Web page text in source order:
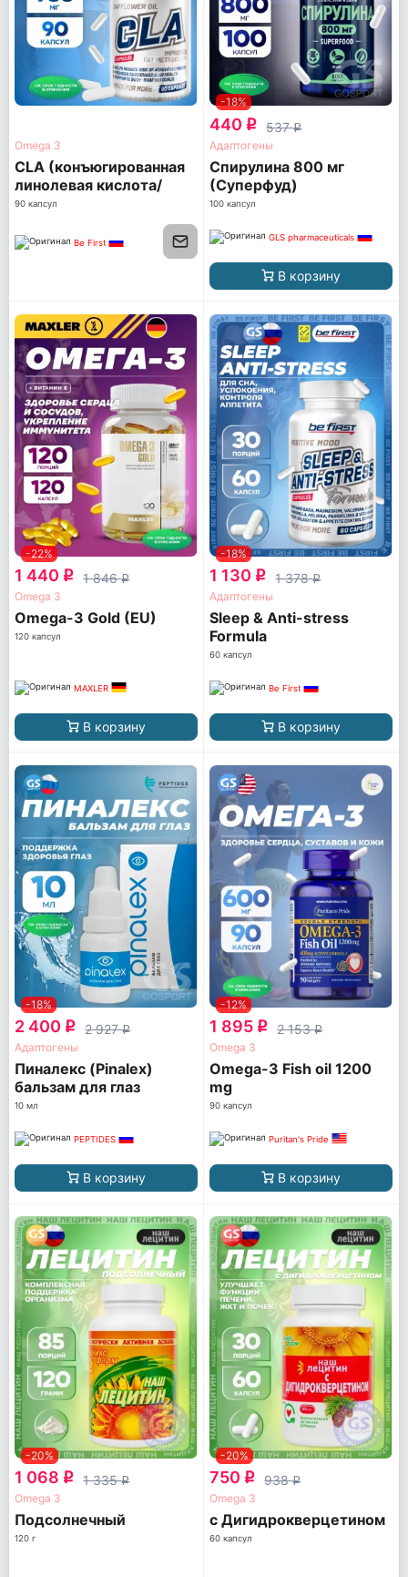
Omega 3
CLA (конъюгированная
линолевая кислота/
КЛА/КЛК)
90 капсул
Be First
-18%
440 q 537q
Адаптогены
Спирулина 800 мг
(Суперфуд)
100 капсул
GLS pharmaceuticals
В корзину
-22%
1 440 q 1 846q
Omega 3
Omega-3 Gold (EU)
120 капсул
MAXLER
В корзину
-18%
1 130 q 1 378q
Адаптогены
Sleep & Anti-stress
Formula
60 капсул
Be First
В корзину
-18%
2 400 q 2 927q
Адаптогены
Пиналекс (Pinalex)
бальзам для глаз
10 мл
PEPTIDES
В корзину
-12%
1 895 q 2 153q
Omega 3
Omega-3 Fish oil 1200
mg
90 капсул
Puritan's Pride
В корзину
-20%
1 068 q 1 335q
Omega 3
Подсолнечный
120 г
-20%
750 q 938q
Omega 3
с Дигидрокверцетином
60 капсул